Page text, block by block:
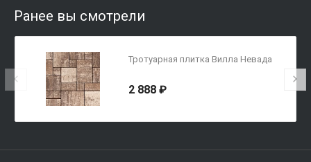
Ранее вы смотрели
Тротуарная плитка Вилла Невада
2 888 ₽